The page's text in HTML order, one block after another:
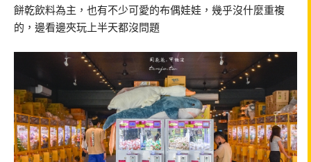
餅乾飲料為主，也有不少可愛的布偶娃娃，幾乎沒什麼重複
的，邊看邊夾玩上半天都沒問題